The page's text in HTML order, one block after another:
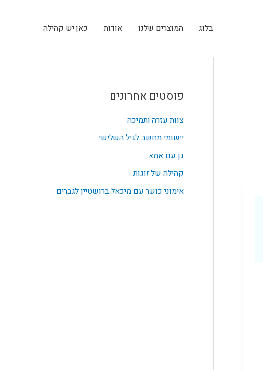
בלוג המוצרים שלנו אודות כאן יש קהילה
פוסטים אחרונים
צוות עזרה ותמיכה
יישומי מחשב לגיל השלישי
גן עם אמא
קהילה של זוגות
אימוני כושר עם מיכאל ברושטיין לגברים